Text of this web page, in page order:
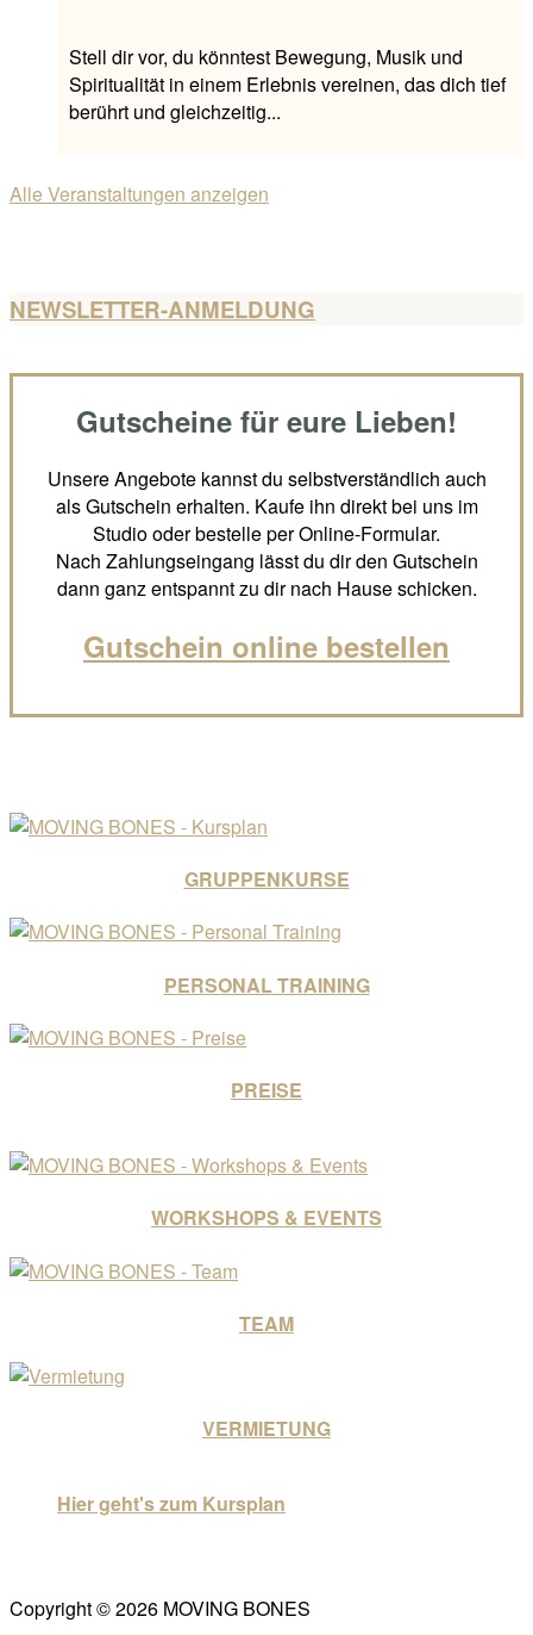
Stell dir vor, du könntest Bewegung, Musik und
Spiritualität in einem Erlebnis vereinen, das dich tief
berührt und gleichzeitig...
Alle Veranstaltungen anzeigen
NEWSLETTER-ANMELDUNG
Gutscheine für eure Lieben!
Unsere Angebote kannst du selbstverständlich auch
als Gutschein erhalten. Kaufe ihn direkt bei uns im
Studio oder bestelle per Online-Formular.
Nach Zahlungseingang lässt du dir den Gutschein
dann ganz entspannt zu dir nach Hause schicken.
Gutschein online bestellen
GRUPPENKURSE
PERSONAL TRAINING
PREISE
WORKSHOPS & EVENTS
TEAM
VERMIETUNG
Hier geht's zum Kursplan
Copyright © 2026 MOVING BONES